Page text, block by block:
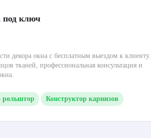
под ключ
декора окна с бесплатным выездом к клиенту.
тканей, профессиональная консультация и
рольштор Конструктор карнизов